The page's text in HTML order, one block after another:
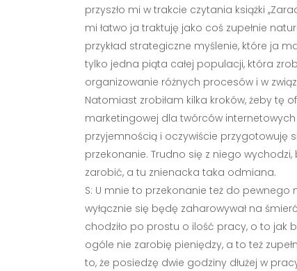
przyszło mi w trakcie czytania książki
mi łatwo ja traktuję jako coś zupełnie
przykład strategiczne myślenie, które ja
tylko jedna piąta całej populacji, która
organizowanie różnych procesów i w
Natomiast zrobiłam kilka kroków, żeby tę
marketingowej dla twórców
przyjemnością i oczywiście przygotowuję
przekonanie. Trudno się z niego
zarobić, a tu znienacka taka odmiana.
S: U mnie to przekonanie też do
wyłącznie się będę zaharowywał na
chodziło po prostu o ilość pracy, o to jak
ogóle nie zarobię pieniędzy, a to też
to, że posiedzę dwie godziny dłużej w